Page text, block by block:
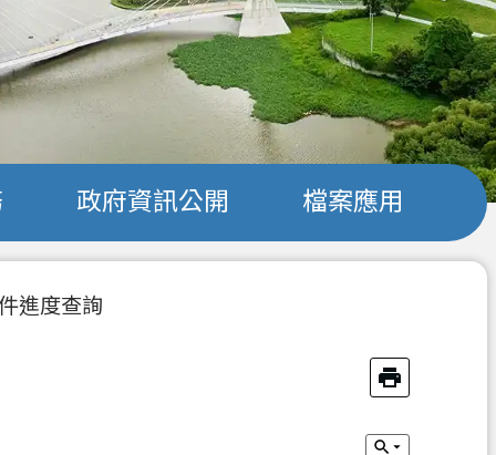
政府資訊公開 檔案應用
進度查詢